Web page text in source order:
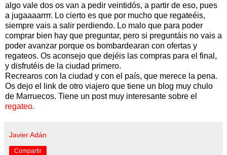
algo vale dos os van a pedir veintidós, a partir de eso, pues
a jugaaaarrrr. Lo cierto es que por mucho que regateéis,
siempre vais a salir perdiendo. Lo malo que para poder
comprar bien hay que preguntar, pero si preguntáis no vais a
poder avanzar porque os bombardearan con ofertas y
regateos. Os aconsejo que dejéis las compras para el final,
y disfrutéis de la ciudad primero.
Recrearos con la ciudad y con el país, que merece la pena.
Os dejo el link de otro viajero que tiene un blog muy chulo
de Marruecos. Tiene un post muy interesante sobre el
regateo.
Javier Adán
Compartir